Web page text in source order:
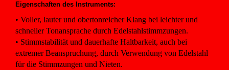
Eigenschaften des Instruments:
• Voller, lauter und obertonreicher Klang bei leichter und
schneller Tonansprache durch Edelstahlstimmzungen.
• Stimmstabilität und dauerhafte Haltbarkeit, auch bei
extremer Beanspruchung, durch Verwendung von Edelstahl
für die Stimmzungen und Nieten.